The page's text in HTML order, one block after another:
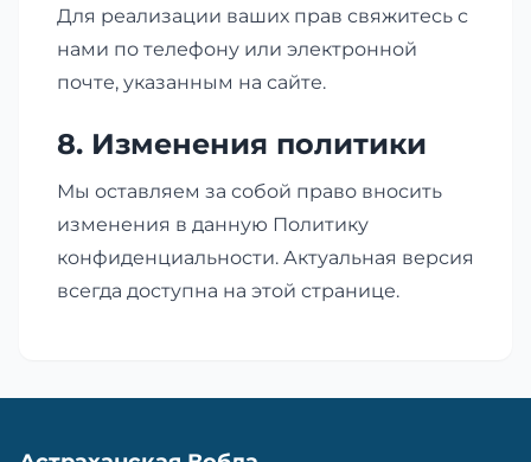
Для реализации ваших прав свяжитесь с
нами по телефону или электронной
почте, указанным на сайте.
8. Изменения политики
Мы оставляем за собой право вносить
изменения в данную Политику
конфиденциальности. Актуальная версия
всегда доступна на этой странице.